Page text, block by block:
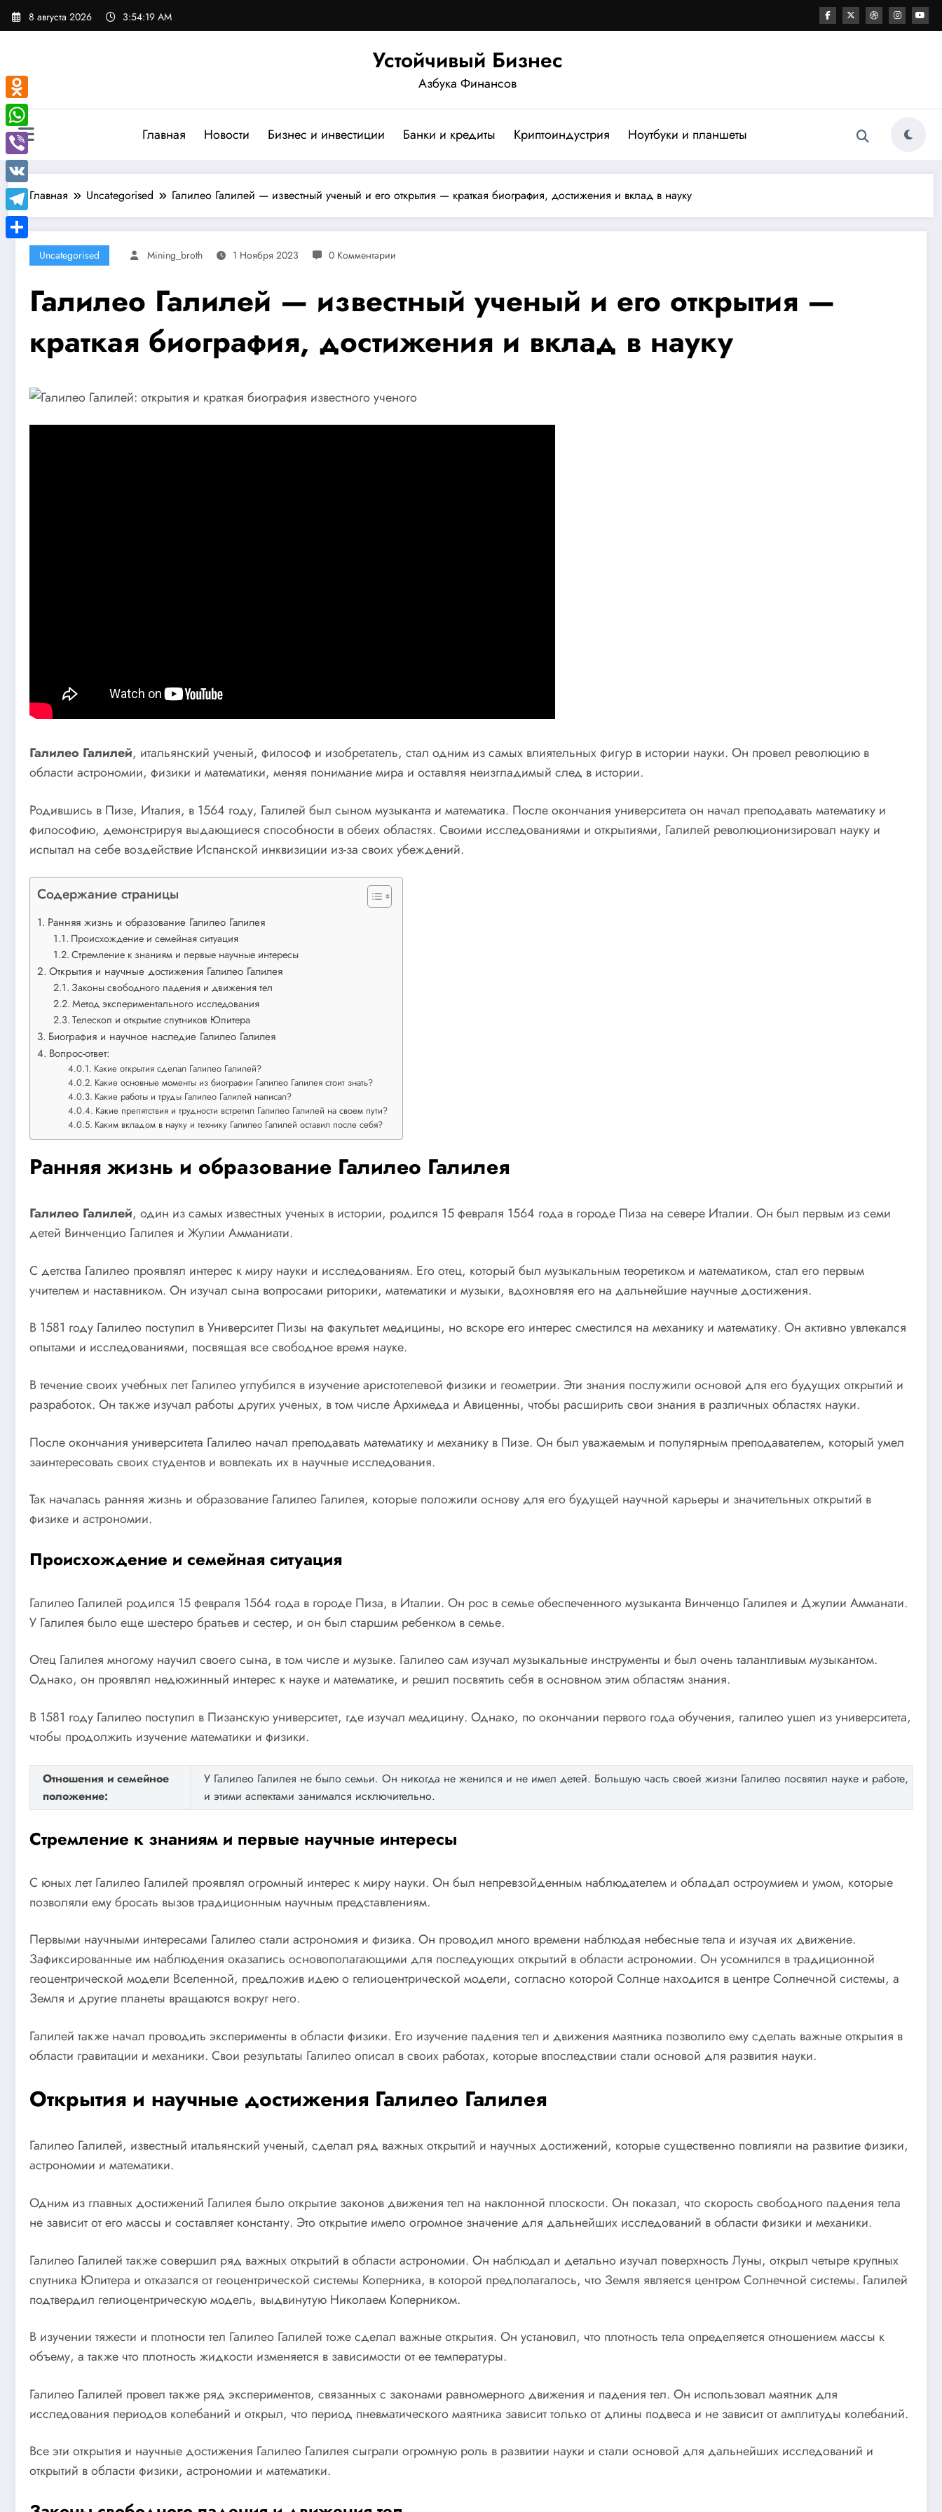
Перейти
8 августа 2026 3:54:20 AM
Устойчивый Бизнес
Азбука Финансов
Главная Новости Бизнес и инвестиции Банки и кредиты Криптоиндустрия Ноутбуки и планшеты
Главная Uncategorised Галилео Галилей — известный ученый и его открытия — краткая биография, достижения и вклад в науку
Uncategorised Mining_broth 1 Ноября 2023 0 Комментарии
Галилео Галилей — известный ученый и его открытия —
краткая биография, достижения и вклад в науку
Галилео Галилей, итальянский ученый, философ и изобретатель, стал одним из самых влиятельных фигур в истории науки. Он провел революцию в
области астрономии, физики и математики, меняя понимание мира и оставляя неизгладимый след в истории.
Родившись в Пизе, Италия, в 1564 году, Галилей был сыном музыканта и математика. После окончания университета он начал преподавать математику и
философию, демонстрируя выдающиеся способности в обеих областях. Своими исследованиями и открытиями, Галилей революционизировал науку и
испытал на себе воздействие Испанской инквизиции из-за своих убеждений.
Содержание страницы
Ранняя жизнь и образование Галилео Галилея
Происхождение и семейная ситуация
Стремление к знаниям и первые научные интересы
Открытия и научные достижения Галилео Галилея
Законы свободного падения и движения тел
Метод экспериментального исследования
Телескоп и открытие спутников Юпитера
Биография и научное наследие Галилео Галилея
Вопрос-ответ:
Какие открытия сделал Галилео Галилей?
Какие основные моменты из биографии Галилео Галилея стоит знать?
Какие работы и труды Галилео Галилей написал?
Какие препятствия и трудности встретил Галилео Галилей на своем пути?
Каким вкладом в науку и технику Галилео Галилей оставил после себя?
Ранняя жизнь и образование Галилео Галилея
Галилео Галилей, один из самых известных ученых в истории, родился 15 февраля 1564 года в городе Пиза на севере Италии. Он был первым из семи
детей Винченцио Галилея и Жулии Амманиати.
С детства Галилео проявлял интерес к миру науки и исследованиям. Его отец, который был музыкальным теоретиком и математиком, стал его первым
учителем и наставником. Он изучал сына вопросами риторики, математики и музыки, вдохновляя его на дальнейшие научные достижения.
В 1581 году Галилео поступил в Университет Пизы на факультет медицины, но вскоре его интерес сместился на механику и математику. Он активно увлекался
опытами и исследованиями, посвящая все свободное время науке.
В течение своих учебных лет Галилео углубился в изучение аристотелевой физики и геометрии. Эти знания послужили основой для его будущих открытий и
разработок. Он также изучал работы других ученых, в том числе Архимеда и Авиценны, чтобы расширить свои знания в различных областях науки.
После окончания университета Галилео начал преподавать математику и механику в Пизе. Он был уважаемым и популярным преподавателем, который умел
заинтересовать своих студентов и вовлекать их в научные исследования.
Так началась ранняя жизнь и образование Галилео Галилея, которые положили основу для его будущей научной карьеры и значительных открытий в
физике и астрономии.
Происхождение и семейная ситуация
Галилео Галилей родился 15 февраля 1564 года в городе Пиза, в Италии. Он рос в семье обеспеченного музыканта Винченцо Галилея и Джулии Амманати.
У Галилея было еще шестеро братьев и сестер, и он был старшим ребенком в семье.
Отец Галилея многому научил своего сына, в том числе и музыке. Галилео сам изучал музыкальные инструменты и был очень талантливым музыкантом.
Однако, он проявлял недюжинный интерес к науке и математике, и решил посвятить себя в основном этим областям знания.
В 1581 году Галилео поступил в Пизанскую университет, где изучал медицину. Однако, по окончании первого года обучения, галилео ушел из университета,
чтобы продолжить изучение математики и физики.
Отношения и семейное
положение:
У Галилео Галилея не было семьи. Он никогда не женился и не имел детей. Большую часть своей жизни Галилео посвятил науке и работе,
и этими аспектами занимался исключительно.
Стремление к знаниям и первые научные интересы
С юных лет Галилео Галилей проявлял огромный интерес к миру науки. Он был непревзойденным наблюдателем и обладал остроумием и умом, которые
позволяли ему бросать вызов традиционным научным представлениям.
Первыми научными интересами Галилео стали астрономия и физика. Он проводил много времени наблюдая небесные тела и изучая их движение.
Зафиксированные им наблюдения оказались основополагающими для последующих открытий в области астрономии. Он усомнился в традиционной
геоцентрической модели Вселенной, предложив идею о гелиоцентрической модели, согласно которой Солнце находится в центре Солнечной системы, а
Земля и другие планеты вращаются вокруг него.
Галилей также начал проводить эксперименты в области физики. Его изучение падения тел и движения маятника позволило ему сделать важные открытия в
области гравитации и механики. Свои результаты Галилео описал в своих работах, которые впоследствии стали основой для развития науки.
Открытия и научные достижения Галилео Галилея
Галилео Галилей, известный итальянский ученый, сделал ряд важных открытий и научных достижений, которые существенно повлияли на развитие физики,
астрономии и математики.
Одним из главных достижений Галилея было открытие законов движения тел на наклонной плоскости. Он показал, что скорость свободного падения тела
не зависит от его массы и составляет константу. Это открытие имело огромное значение для дальнейших исследований в области физики и механики.
Галилео Галилей также совершил ряд важных открытий в области астрономии. Он наблюдал и детально изучал поверхность Луны, открыл четыре крупных
спутника Юпитера и отказался от геоцентрической системы Коперника, в которой предполагалось, что Земля является центром Солнечной системы. Галилей
подтвердил гелиоцентрическую модель, выдвинутую Николаем Коперником.
В изучении тяжести и плотности тел Галилео Галилей тоже сделал важные открытия. Он установил, что плотность тела определяется отношением массы к
объему, а также что плотность жидкости изменяется в зависимости от ее температуры.
Галилео Галилей провел также ряд экспериментов, связанных с законами равномерного движения и падения тел. Он использовал маятник для
исследования периодов колебаний и открыл, что период пневматического маятника зависит только от длины подвеса и не зависит от амплитуды колебаний.
Все эти открытия и научные достижения Галилео Галилея сыграли огромную роль в развитии науки и стали основой для дальнейших исследований и
открытий в области физики, астрономии и математики.
Odnoklassniki
WhatsApp
Viber
VK
Telegram
Отправить